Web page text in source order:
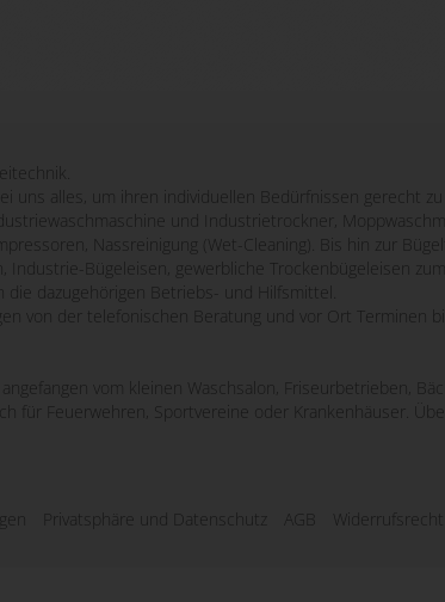
uns alles, um ihren individuellen Bedürfnissen gerecht zu
und Industrietrockner,
Nassreinigung (Wet-Cleaning). Bis hin zur
Industrie-Bügeleisen, gewerbliche Trockenbügeleisen
dazugehörigen Betriebs- und Hilfsmittel.
von der telefonischen Beratung und vor Ort
vom kleinen Waschsalon, Friseurbetrieben,
für Feuerwehren, Sportvereine oder Krankenhäuser.
Privatsphäre und Datenschutz AGB